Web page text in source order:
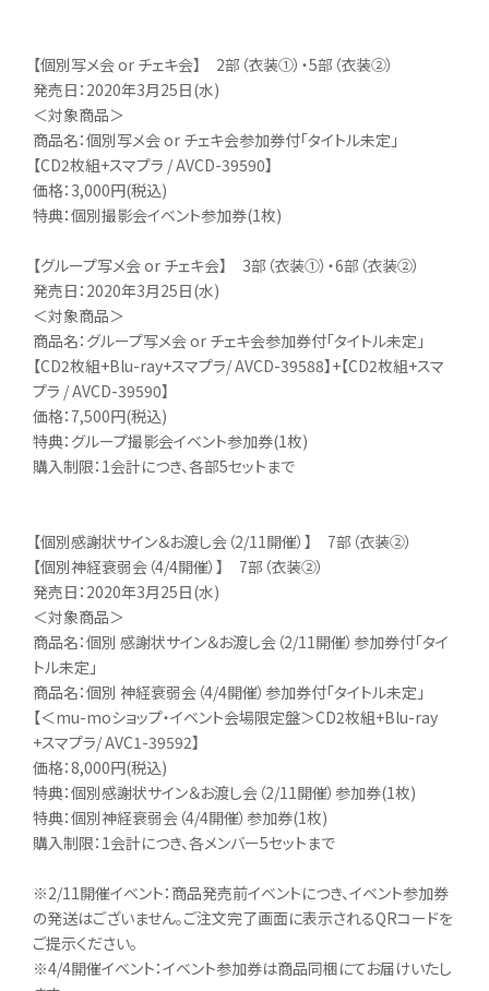
【個別写メ会 or チェキ会】 2部（衣装①）・5部（衣装②）
発売日：2020年3月25日(水)
＜対象商品＞
商品名：個別写メ会 or チェキ会参加券付「タイトル未定」
【CD2枚組+スマプラ / AVCD-39590】
価格：3,000円(税込)
特典：個別撮影会イベント参加券(1枚)
【グループ写メ会 or チェキ会】 3部（衣装①）・6部（衣装②）
発売日：2020年3月25日(水)
＜対象商品＞
商品名：グループ写メ会 or チェキ会参加券付「タイトル未定」
【CD2枚組+Blu-ray+スマプラ/ AVCD-39588】+【CD2枚組+スマ
プラ / AVCD-39590】
価格：7,500円(税込)
特典：グループ撮影会イベント参加券(1枚)
購入制限：1会計につき、各部5セットまで
【個別感謝状サイン＆お渡し会（2/11開催）】 7部（衣装②）
【個別神経衰弱会（4/4開催）】 7部（衣装②）
発売日：2020年3月25日(水)
＜対象商品＞
商品名：個別 感謝状サイン＆お渡し会（2/11開催）参加券付「タイ
トル未定」
商品名：個別 神経衰弱会（4/4開催）参加券付「タイトル未定」
【＜mu-moショップ・イベント会場限定盤＞CD2枚組+Blu-ray
+スマプラ/ AVC1-39592】
価格：8,000円(税込)
特典：個別感謝状サイン＆お渡し会（2/11開催）参加券(1枚)
特典：個別神経衰弱会（4/4開催）参加券(1枚)
購入制限：1会計につき、各メンバー5セットまで
※2/11開催イベント：商品発売前イベントにつき、イベント参加券
の発送はございません。ご注文完了画面に表示されるQRコードを
ご提示ください。
※4/4開催イベント：イベント参加券は商品同梱にてお届けいたし